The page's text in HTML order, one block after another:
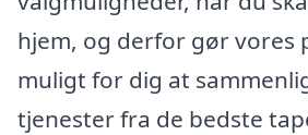
hjem, og derfor gør vores
muligt for dig at
tjenester fra de bedste